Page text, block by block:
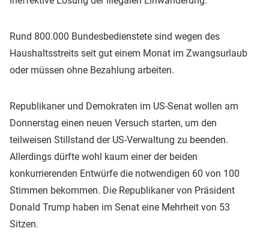
Rund 800.000 Bundesbedienstete sind wegen des
Haushaltsstreits seit gut einem Monat im Zwangsurlaub
oder müssen ohne Bezahlung arbeiten.
Republikaner und Demokraten im US-Senat wollen am
Donnerstag einen neuen Versuch starten, um den
teilweisen Stillstand der US-Verwaltung zu beenden.
Allerdings dürfte wohl kaum einer der beiden
konkurrierenden Entwürfe die notwendigen 60 von 100
Stimmen bekommen. Die Republikaner von Präsident
Donald Trump haben im Senat eine Mehrheit von 53
Sitzen.